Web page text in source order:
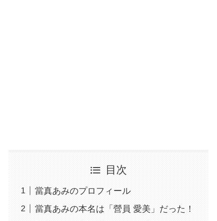
目次
當真あみのプロフィール
當真あみの本名は「營員 愛美」だった！